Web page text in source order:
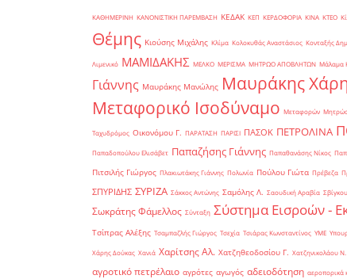
ΚΑΘΗΜΕΡΙΝΗ ΚΑΝΟΝΙΣΤΙΚΗ ΠΑΡΕΜΒΑΣΗ ΚΕΔΑΚ ΚΕΠ ΚΕΡΔΟΦΟΡΙΑ ΚΙΝΑ ΚΤΕΟ
Θέμης Κιούσης Μιχάλης Κλίμα Κολοκυθάς Αναστάσιος Κονταξής
Λιμενικό ΜΑΜΙΔΑΚΗΣ ΜΕΛΚΟ ΜΕΡΙΣΜΑ ΜΗΤΡΩΟ ΑΠΟΒΛΗΤΩΝ Μάλαμα
Γιάννης Μαυράκης Μανώλης Μαυράκης
Μεταφορικό Ισοδύναμο Μεταφορών
Ταχυδρόμος Οικονόμου Γ. ΠΑΡΑΤΑΣΗ ΠΑΡΙΣΙ ΠΑΣΟΚ ΠΕΤΡΟΛΙΝΑ
Παπαδοπούλου Ελισάβετ Παπαζήσης Γιάννης Παπαθανάσης Νίκος
Πιτσιλής Γιώργος Πλακιωτάκης Γιάννης Πολωνία Πούλου Γιώτα Πρέβεζα
ΣΠΥΡΙΔΗΣ ΣΥΡΙΖΑ Σάκκος Αντώνης Σαμόλης Λ. Σαουδική Αραβία
Σωκράτης Φάμελλος Σύνταξη Σύστημα Εισροών -
Τσίπρας Αλέξης Τσαμπαζλής Γιώργος Τσεχία Τσιάρας Κωνσταντίνος ΥΜΕ
Χάρης Δούκας Χανιά Χαρίτσης Αλ. Χατζηθεοδοσίου Γ. Χατζηνικολάου Ν.
αγροτικό πετρέλαιο αγρότες αγωγός αδειοδότηση αεροπορικά